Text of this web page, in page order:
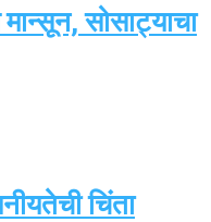
सोसाट्याचा
चिंता